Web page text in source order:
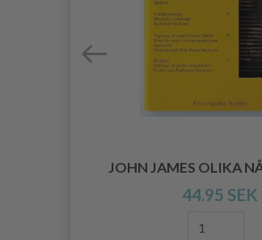
JOHN JAMES OLIKA
44.95 SEK